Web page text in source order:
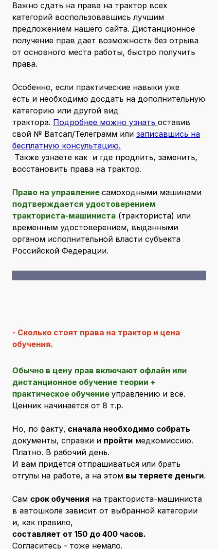
Важно сдать на права на трактор всех
категорий воспользовавшись лучшим
предложением нашего сайта. Дистанционное
получение прав дает возможность без отрыва
от основного места работы, быстро получить
права.
Особенно, если практические навыки уже
есть и необходимо досдать на дополнительную
категорию или другой вид
трактора. Подробнее можно узнать оставив
свой № Ватсап/Телеграмм или записавшись на
бесплатную консультацию.
Также узнаете как и где продлить, заменить,
восстановить права на трактор.
Право на управление самоходными машинами
подтверждается удостоверением
тракториста-машиниста (тракториста) или
временным удостоверением, выданными
органом исполнительной власти субъекта
Российской Федерации.
- Сколько стоят права на трактор и цена
обучения.
Обычно в цену прав включают офлайн или
дистанционное обучение теории +
практическое обучение управлению и всё.
Ценник начинается от 8 т.р.
Но, по факту, сначала необходимо собрать
документы, справки и пройти медкомиссию.
Платно. В рабочий день.
И вам придется отпрашиваться или брать
отгулы на работе, а на этом вы теряете деньги.
Сам срок обучения на тракториста-машиниста
в автошколе зависит от выбранной категории
и, как правило,
составляет от 150 до 400 часов.
Согласитесь - тоже немало.